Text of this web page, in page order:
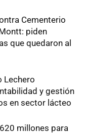
Cementerio
piden
que quedaron al
Lechero
y gestión
en sector lácteo
millones para